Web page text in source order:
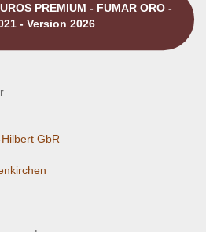
PREMIUM - FUMAR ORO -
- Version 2026
GbR